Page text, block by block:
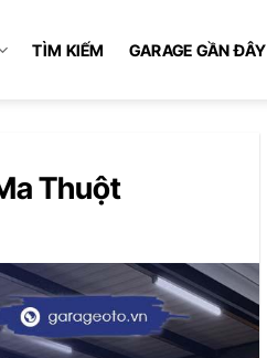
TÌM KIẾM GARAGE GẦN ĐÂY
Thuột